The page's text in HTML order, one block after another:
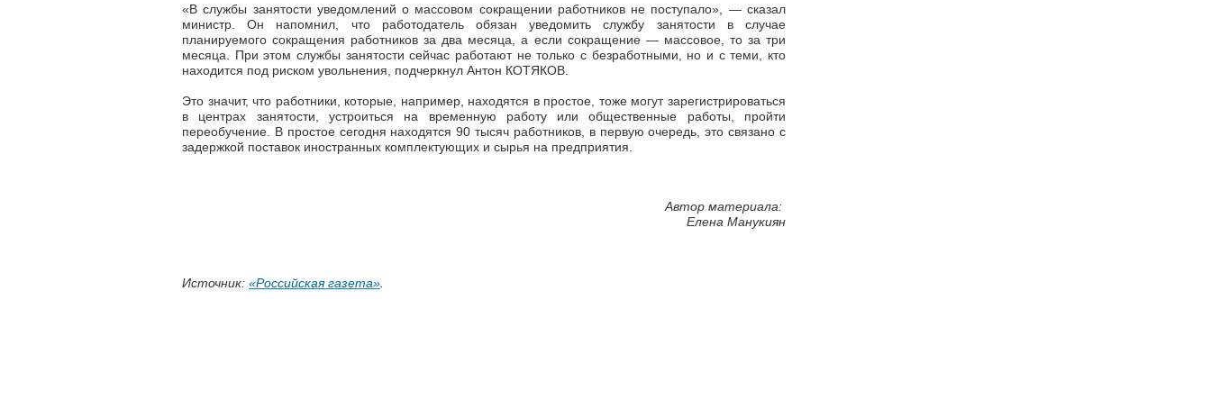
«В службы занятости уведомлений о массовом сокращении работников не поступало», —сказал
министр. Он напомнил, что работодатель обязан уведомить службу занятости в случае
планируемого сокращения работников за два месяца, а если сокращение —массовое, то за три
месяца. При этом службы занятости сейчас работают не только с безработными, но и с теми, кто
находится под риском увольнения, подчеркнул Антон КОТЯКОВ.
Это значит, что работники, которые, например, находятся в простое, тоже могут зарегистрироваться
в центрах занятости, устроиться на временную работу или общественные работы, пройти
переобучение. В простое сегодня находятся 90 тысяч работников, в первую очередь, это связано с
задержкой поставок иностранных комплектующих и сырья на предприятия.
Автор материала:
Елена Манукиян
Источник: «Российская газета».